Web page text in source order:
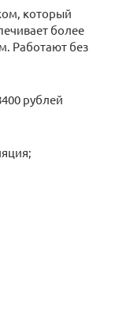
который
более
Работают без
рублей